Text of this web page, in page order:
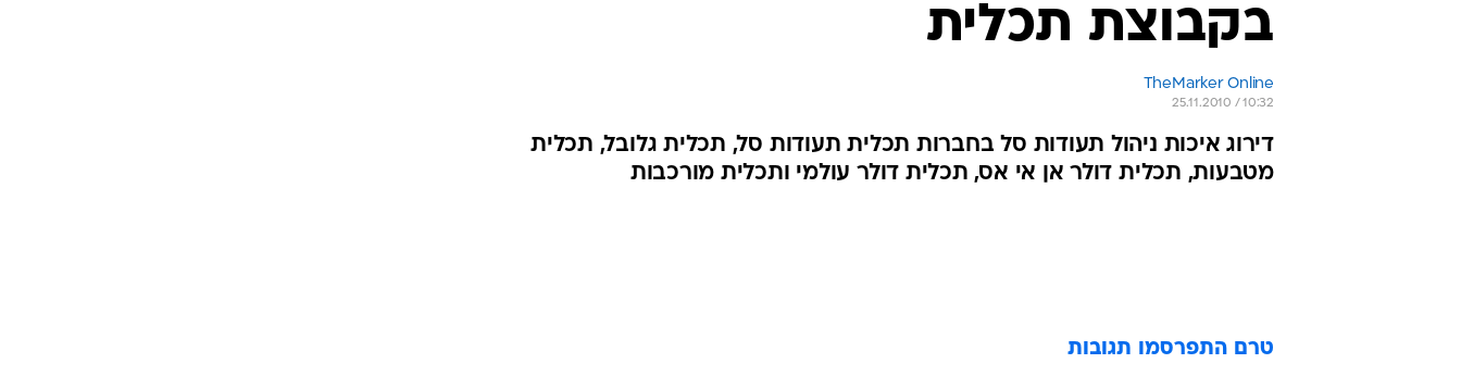
בקבוצת תכלית
TheMarker Online
25.11.2010 / 10:32
דירוג איכות ניהול תעודות סל בחברות תכלית תעודות סל, תכלית גלובל, תכלית
מטבעות, תכלית דולר אן אי אס, תכלית דולר עולמי ותכלית מורכבות
טרם התפרסמו תגובות